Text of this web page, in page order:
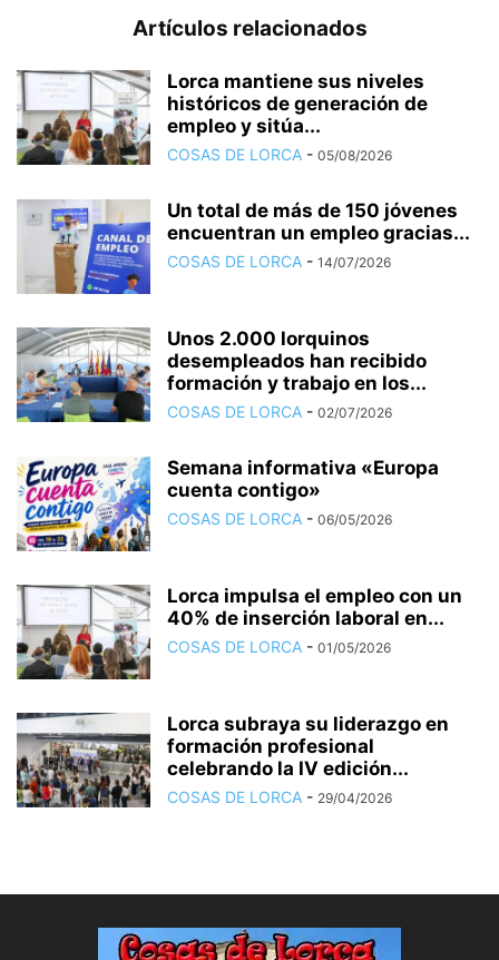
Artículos relacionados
Lorca mantiene sus niveles
históricos de generación de
empleo y sitúa...
COSAS DE LORCA - 05/08/2026
Un total de más de 150 jóvenes
encuentran un empleo gracias...
COSAS DE LORCA - 14/07/2026
Unos 2.000 lorquinos
desempleados han recibido
formación y trabajo en los...
COSAS DE LORCA - 02/07/2026
Semana informativa «Europa
cuenta contigo»
COSAS DE LORCA - 06/05/2026
Lorca impulsa el empleo con un
40% de inserción laboral en...
COSAS DE LORCA - 01/05/2026
Lorca subraya su liderazgo en
formación profesional
celebrando la IV edición...
COSAS DE LORCA - 29/04/2026